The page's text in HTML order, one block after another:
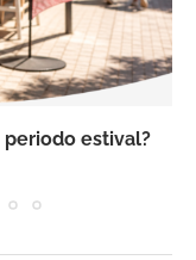
estival?